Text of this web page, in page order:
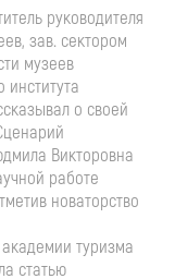
руководителя
зав. сектором
музеев
института
о своей
Викторовна
работе
новаторство
туризма
статью